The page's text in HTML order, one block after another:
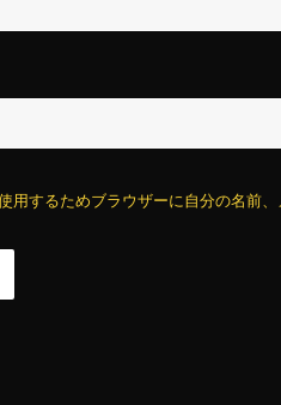
用するためブラウザーに自分の名前、